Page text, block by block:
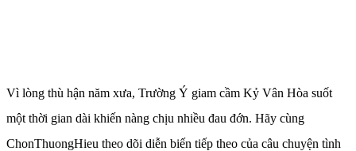
Vì lòng thù hận năm xưa, Trường Ý giam cầm Kỷ Vân Hòa suốt
một thời gian dài khiến nàng chịu nhiều đau đớn. Hãy cùng
ChonThuongHieu theo dõi diễn biến tiếp theo của câu chuyện tình